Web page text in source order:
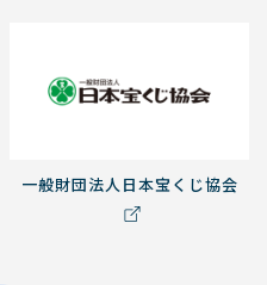
一般財団法人日本宝くじ協会